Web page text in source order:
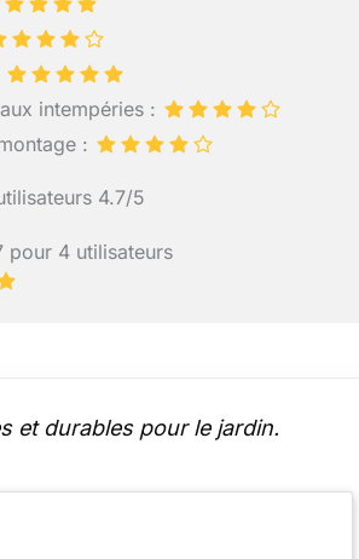
intempéries :
:
4.7/5
pour 4 utilisateurs
et durables pour le jardin.